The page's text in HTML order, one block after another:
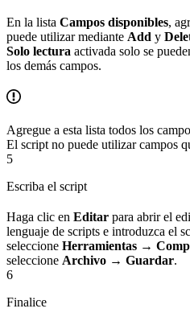
En la lista Campos disponibles,
puede utilizar mediante Add y
Solo lectura activada solo se
los demás campos.
Agregue a esta lista todos los
El script no puede utilizar campos
5
Escriba el script
Haga clic en Editar para abrir el
lenguaje de scripts e introduzca el
seleccione Herramientas →
seleccione Archivo → Guardar.
6
Finalice